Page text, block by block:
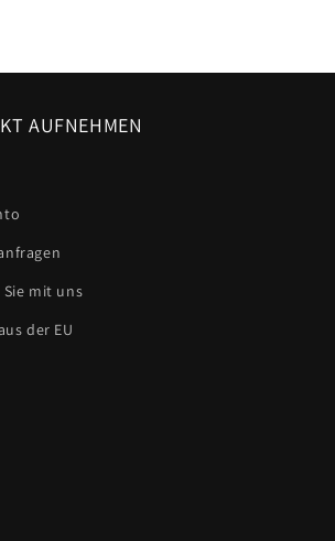
AUFNEHMEN
mit uns
der EU